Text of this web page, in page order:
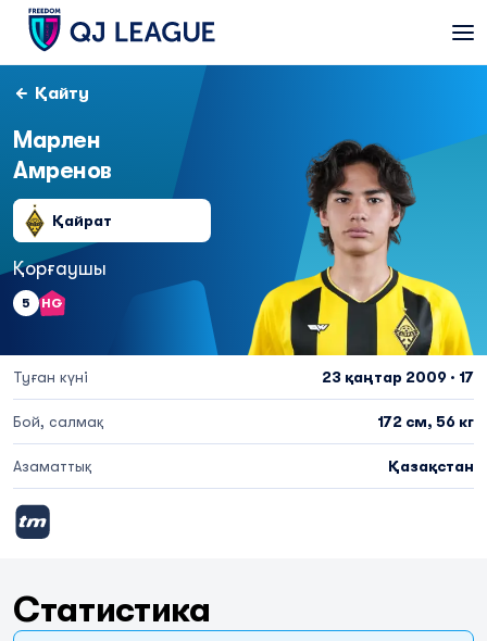
Қайту
Марлен
Амренов
Қайрат
Қорғаушы
5 HG
Туған күні 23 қаңтар 2009 · 17
Бой, салмақ 172 см, 56 кг
Азаматтық Қазақстан
Статистика